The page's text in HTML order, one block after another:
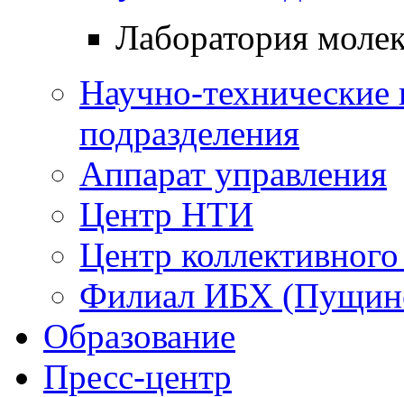
Лаборатория
Научно-технические
подразделения
Аппарат управления
Центр НТИ
Центр
Филиал ИБХ
Образование
Пресс-центр